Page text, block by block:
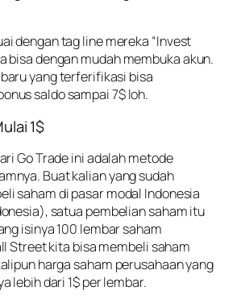
dengan tag line mereka “Invest
bisa dengan mudah membuka akun.
yang terferifikasi bisa
saldo sampai 7$ loh.
1$
Go Trade ini adalah metode
Buat kalian yang sudah
saham di pasar modal Indonesia
satua pembelian saham itu
isinya 100 lembar saham
Street kita bisa membeli saham
harga saham perusahaan yang
lebih dari 1$ per lembar.